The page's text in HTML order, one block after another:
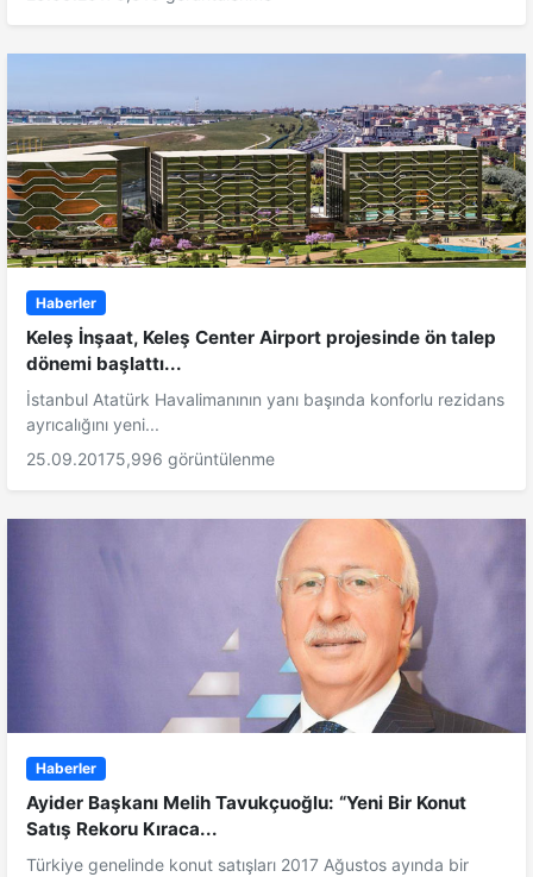
Haberler
Keleş İnşaat, Keleş Center Airport projesinde ön talep
dönemi başlattı...
İstanbul Atatürk Havalimanının yanı başında konforlu rezidans
ayrıcalığını yeni...
25.09.20175,996 görüntülenme
Haberler
Ayider Başkanı Melih Tavukçuoğlu: “Yeni Bir Konut
Satış Rekoru Kıraca...
Türkiye genelinde konut satışları 2017 Ağustos ayında bir